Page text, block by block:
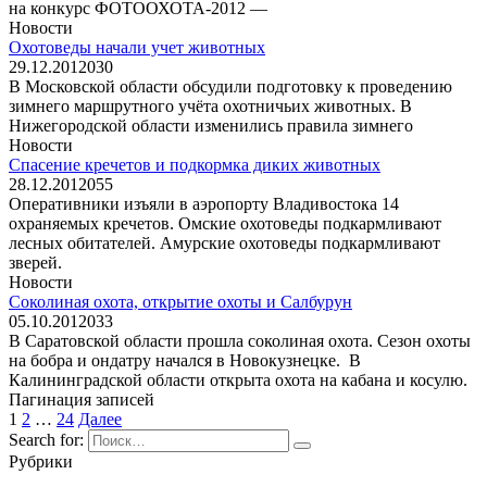
на конкурс ФОТООХОТА-2012 —
Новости
Охотоведы начали учет животных
29.12.2012030
В Московской области обсудили подготовку к проведению
зимнего маршрутного учёта охотничьих животных. В
Нижегородской области изменились правила зимнего
Новости
Спасение кречетов и подкормка диких животных
28.12.2012055
Оперативники изъяли в аэропорту Владивостока 14
охраняемых кречетов. Омские охотоведы подкармливают
лесных обитателей. Амурские охотоведы подкармливают
зверей.
Новости
Соколиная охота, открытие охоты и Салбурун
05.10.2012033
В Саратовской области прошла соколиная охота. Сезон охоты
на бобра и ондатру начался в Новокузнецке. В
Калининградской области открыта охота на кабана и косулю.
Пагинация записей
1 2 … 24 Далее
Search for:
Рубрики